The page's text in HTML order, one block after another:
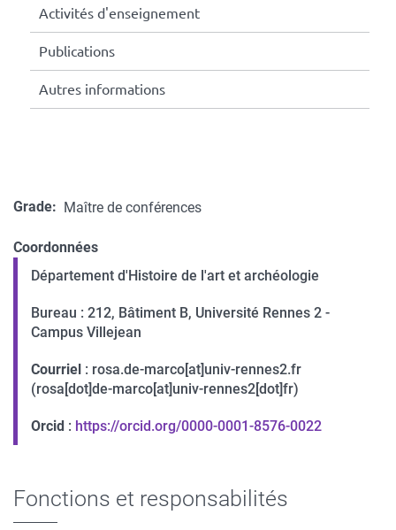
Activités d'enseignement
Publications
Autres informations
Grade Maître de conférences
Coordonnées
Coordonnées
Département d'Histoire de l'art et archéologie
Bureau : 212, Bâtiment B, Université Rennes 2 -
Campus Villejean
Courriel : rosa.de-marco[at]univ-rennes2.fr
(rosa[dot]de-marco[at]univ-rennes2[dot]fr)
Orcid : https://orcid.org/0000-0001-8576-0022
Fonctions et responsabilités